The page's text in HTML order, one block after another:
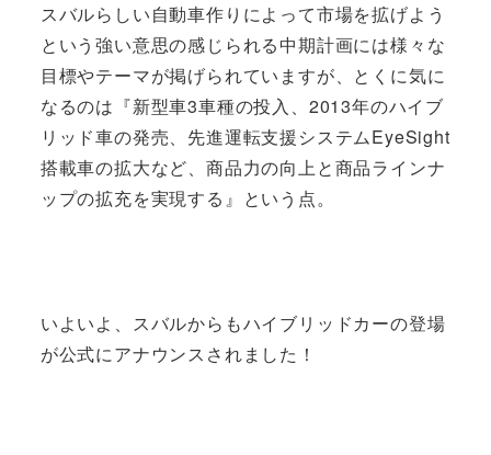
スバルらしい自動車作りによって市場を拡げよう
という強い意思の感じられる中期計画には様々な
目標やテーマが掲げられていますが、とくに気に
なるのは『新型車3車種の投入、2013年のハイブ
リッド車の発売、先進運転支援システムEyeSight
搭載車の拡大など、商品力の向上と商品ラインナ
ップの拡充を実現する』という点。
いよいよ、スバルからもハイブリッドカーの登場
が公式にアナウンスされました！